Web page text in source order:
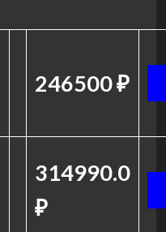
246500 ₽
314990.0
₽